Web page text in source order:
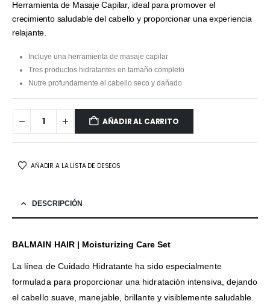
Herramienta de Masaje Capilar, ideal para promover el
crecimiento saludable del cabello y proporcionar una experiencia
relajante.
Incluye una herramienta de masaje capilar
Tres productos hidratantes en tamaño completo
Nutre profundamente el cabello seco y dañado
AÑADIR AL CARRITO
AÑADIR A LA LISTA DE DESEOS
DESCRIPCIÓN
BALMAIN HAIR | Moisturizing Care Set
La línea de Cuidado Hidratante ha sido especialmente
formulada para proporcionar una hidratación intensiva, dejando
el cabello suave, manejable, brillante y visiblemente saludable.